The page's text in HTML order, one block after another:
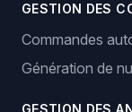
GESTION DES
Commandes
Génération de
GESTION DES